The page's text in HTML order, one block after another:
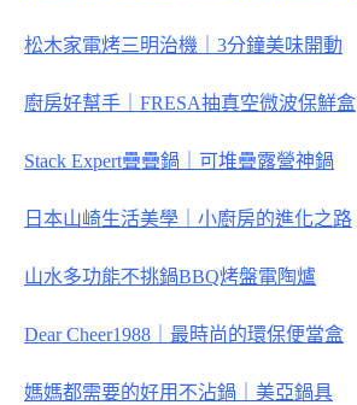
松木家電烤三明治機｜3分鐘美味開動
廚房好幫手｜FRESA抽真空微波保鮮盒
Stack Expert疊疊鍋｜可堆疊露營神鍋
日本山崎生活美學｜小廚房的進化之路
山水多功能不挑鍋BBQ烤盤電陶爐
Dear Cheer1988｜最時尚的環保便當盒
媽媽都需要的好用不沾鍋｜美亞鍋具